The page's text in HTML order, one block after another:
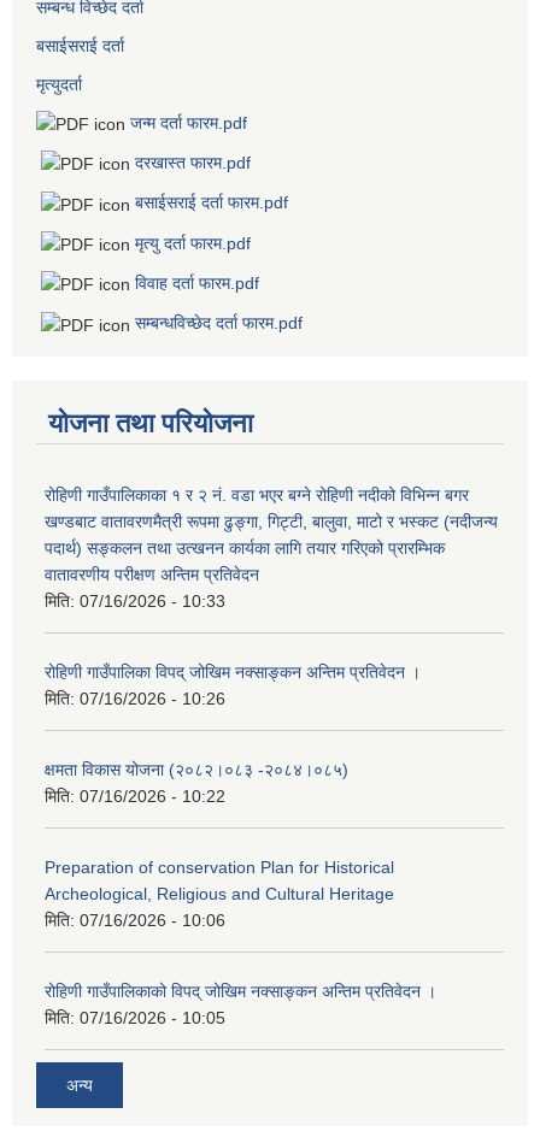
सम्बन्ध विच्छेद दर्ता
बसाईसराई दर्ता
मृत्युदर्ता
जन्म दर्ता फारम.pdf
दरखास्त फारम.pdf
बसाईसराई दर्ता फारम.pdf
मृत्यु दर्ता फारम.pdf
विवाह दर्ता फारम.pdf
सम्बन्धविच्छेद दर्ता फारम.pdf
योजना तथा परियोजना
रोहिणी गाउँपालिकाका १ र २ नं. वडा भएर बग्ने रोहिणी नदीको विभिन्न बगर
खण्डबाट वातावरणमैत्री रूपमा ढुङ्गा, गिट्टी, बालुवा, माटो र भस्कट (नदीजन्य
पदार्थ) सङ्कलन तथा उत्खनन कार्यका लागि तयार गरिएको प्रारम्भिक
वातावरणीय परीक्षण अन्तिम प्रतिवेदन
मिति: 07/16/2026 - 10:33
रोहिणी गाउँपालिका विपद् जोखिम नक्साङ्कन अन्तिम प्रतिवेदन ।
मिति: 07/16/2026 - 10:26
क्षमता विकास योजना (२०८२।०८३‍ -२०८४।०८५)
मिति: 07/16/2026 - 10:22
Preparation of conservation Plan for Historical
Archeological, Religious and Cultural Heritage
मिति: 07/16/2026 - 10:06
रोहिणी गाउँपालिकाको विपद् जोखिम नक्साङ्कन अन्तिम प्रतिवेदन ।
मिति: 07/16/2026 - 10:05
अन्य